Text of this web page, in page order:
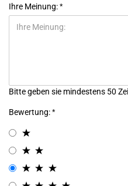
Ihre Meinung:
Bitte geben sie mindestens 50
Bewertung: